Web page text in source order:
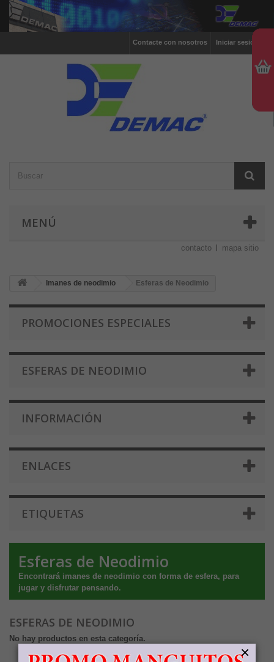
Iniciar sesión
Contacte con nosotros
MENÚ
contacto mapa sitio
Imanes de neodimio Esferas de Neodimio
PROMOCIONES ESPECIALES
ESFERAS DE NEODIMIO
INFORMACIÓN
ENLACES
ETIQUETAS
Esferas de Neodimio
Encontrará imanes de neodimio con forma de esfera, para
jugar y disfrutar pensando.
ESFERAS DE NEODIMIO
No hay productos en esta categoría.
×